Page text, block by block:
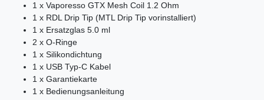
1 x Vaporesso GTX Mesh Coil 1.2 Ohm
1 x RDL Drip Tip (MTL Drip Tip vorinstalliert)
1 x Ersatzglas 5.0 ml
2 x O-Ringe
1 x Silikondichtung
1 x USB Typ-C Kabel
1 x Garantiekarte
1 x Bedienungsanleitung